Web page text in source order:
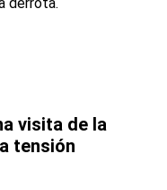
visita de la
tensión